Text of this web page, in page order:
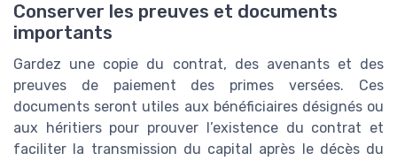
Conserver les preuves et documents
importants
Gardez une copie du contrat, des avenants et des
preuves de paiement des primes versées. Ces
documents seront utiles aux bénéficiaires désignés ou
aux héritiers pour prouver l’existence du contrat et
faciliter la transmission du capital après le décès du